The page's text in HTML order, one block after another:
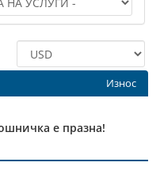
Износ
е празна!